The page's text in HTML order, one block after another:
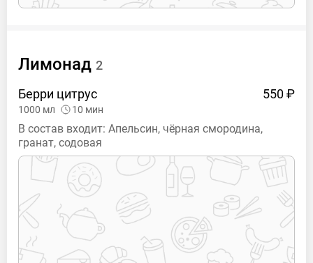
Лимонад 2
Берри цитрус 550 ₽
1000 мл 10 мин
В состав входит: Апельсин, чёрная смородина,
гранат, содовая